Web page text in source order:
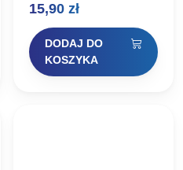
Broń do Hover Strolling
przechytrzenie
najbardziej
chimerycznych
drapieżników w
15,90 zł
DODAJ DO
KOSZYKA